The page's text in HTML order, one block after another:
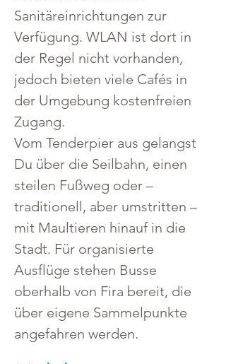
Sanitäreinrichtungen zur
Verfügung. WLAN ist dort in
der Regel nicht vorhanden,
jedoch bieten viele Cafés in
der Umgebung kostenfreien
Zugang.
Vom Tenderpier aus gelangst
Du über die Seilbahn, einen
steilen Fußweg oder –
traditionell, aber umstritten –
mit Maultieren hinauf in die
Stadt. Für organisierte
Ausflüge stehen Busse
oberhalb von Fira bereit, die
über eigene Sammelpunkte
angefahren werden.